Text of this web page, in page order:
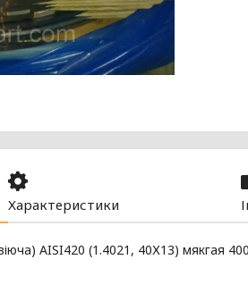
Характеристики
AISI420 (1.4021, 40Х13) мякгая